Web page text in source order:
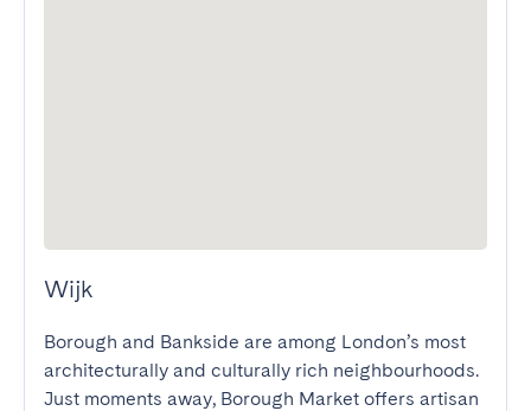
Wijk
Borough and Bankside are among London’s most
architecturally and culturally rich neighbourhoods.
Just moments away, Borough Market offers artisan